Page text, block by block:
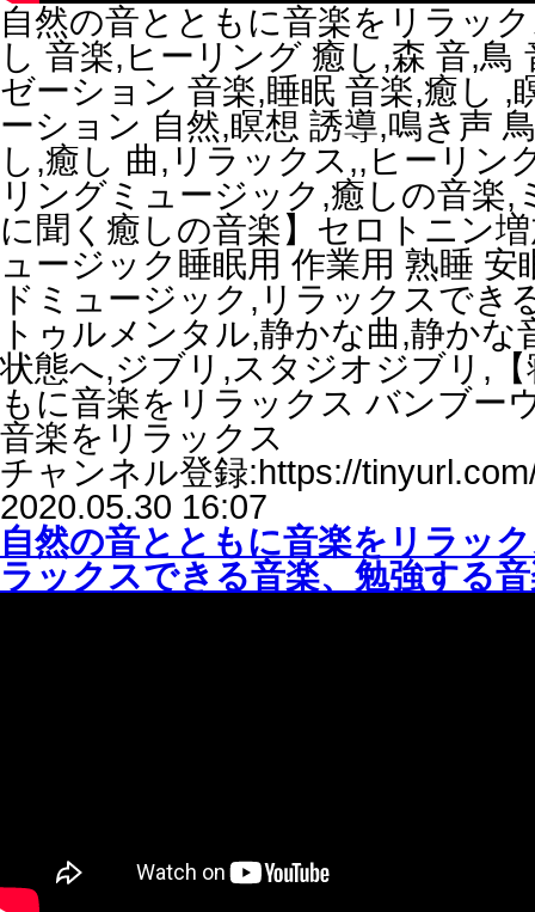
自然の音とともに音楽をリラッ
し 音楽,ヒーリング 癒し,森 音,
ゼーション 音楽,睡眠 音楽,癒し
ーション 自然,瞑想 誘導,鳴き声
し,癒し 曲,リラックス,,ヒーリン
リングミュージック,癒しの音楽
に聞く癒しの音楽】セロトニン
ュージック睡眠用 作業用 熟睡
ドミュージック,リラックスでき
トゥルメンタル,静かな曲,静か
状態へ,ジブリ,スタジオジブリ,
もに音楽をリラックス バンブー
音楽をリラックス
チャンネル登録:https://
2020.05.30 16:07
自然の音とともに音楽をリラッ
ラックスできる音楽、勉強する